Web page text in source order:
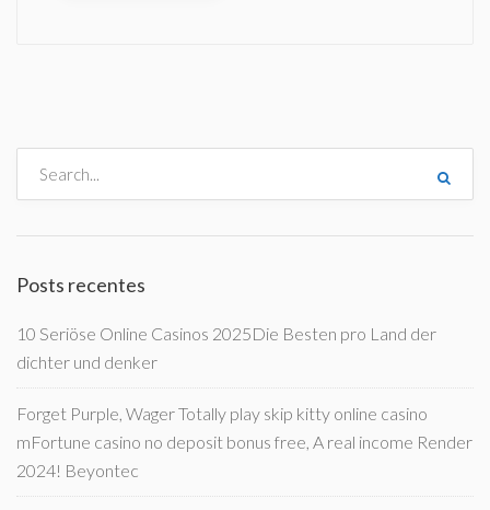
Posts recentes
10 Seriöse Online Casinos 2025Die Besten pro Land der
dichter und denker
Forget Purple, Wager Totally play skip kitty online casino
mFortune casino no deposit bonus free, A real income Render
2024! Beyontec